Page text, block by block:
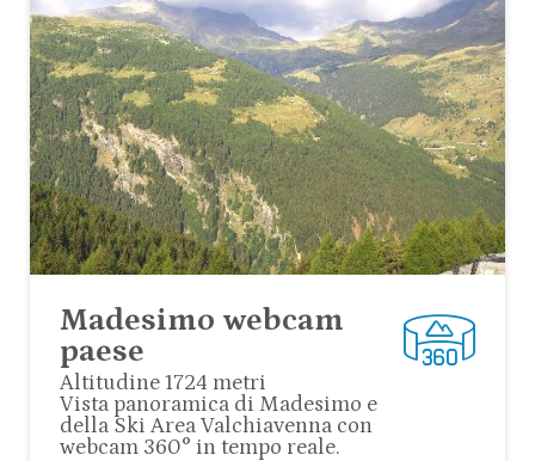
Madesimo webcam
paese
Altitudine 1724 metri
Vista panoramica di Madesimo e
della Ski Area Valchiavenna con
webcam 360° in tempo reale.